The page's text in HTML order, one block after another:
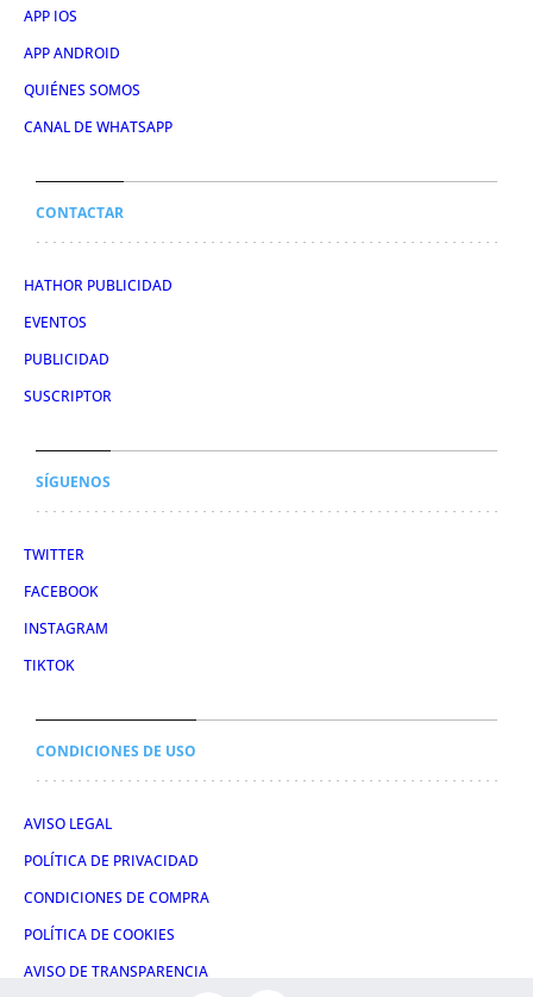
APP IOS
APP ANDROID
QUIÉNES SOMOS
CANAL DE WHATSAPP
CONTACTAR
HATHOR PUBLICIDAD
EVENTOS
PUBLICIDAD
SUSCRIPTOR
SÍGUENOS
TWITTER
FACEBOOK
INSTAGRAM
TIKTOK
CONDICIONES DE USO
AVISO LEGAL
POLÍTICA DE PRIVACIDAD
CONDICIONES DE COMPRA
POLÍTICA DE COOKIES
AVISO DE TRANSPARENCIA